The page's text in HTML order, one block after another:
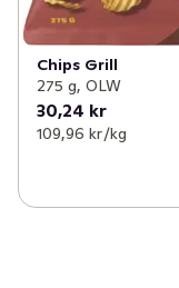
Chips Grill
275 g, OLW
30,24 kr
109,96 kr /kg